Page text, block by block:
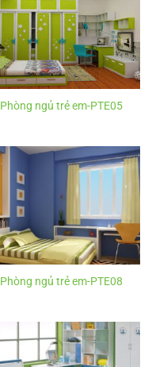
Phòng ngủ trẻ em-PTE05
Phòng ngủ trẻ em-PTE08